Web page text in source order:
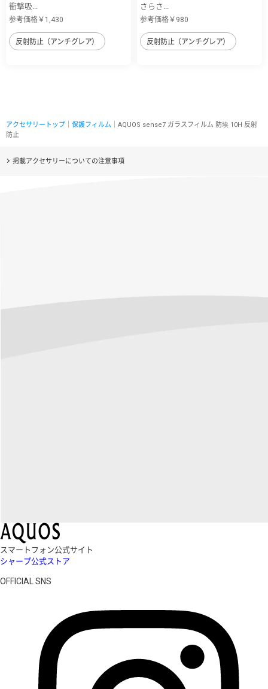
衝撃吸...
参考価格￥1,430
反射防止（アンチグレア）
さらさ...
参考価格￥980
反射防止（アンチグレア）
アクセサリートップ 保護フィルム ｜AQUOS sense7 ガラスフィルム 防埃 10H 反射
防止
掲載アクセサリーについての注意事項
スマートフォン公式サイト
シャープ公式ストア
OFFICIAL SNS